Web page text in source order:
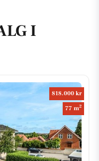
I
818.000 kr
77 m2